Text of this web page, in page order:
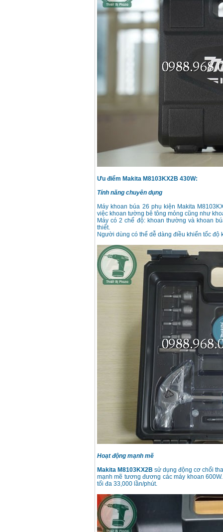
Ưu điểm Makita M8103KX2B 430W:
Tính năng chuyên dụng
Máy khoan búa 26 phụ kiện Makita
việc khoan tường bê tông mỏng cũng như
Máy có 2 chế độ: khoan thường và khoan
thiết.
Người dùng có thể dễ dàng điều khiển tốc
Hoạt động mạnh mẽ
Makita M8103KX2B sử dụng động cơ chổi
mạnh mẽ tương đương các máy khoan
tối đa 33,000 lần/phút.